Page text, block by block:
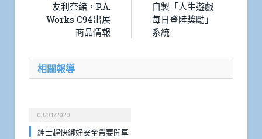
友利奈緒，P.A.
Works C94出展
商品情報
自製「人生遊戲
每日登陸獎勵」
系統
相關報導
03/01/2020
紳士趕快綁好安全帶要開車